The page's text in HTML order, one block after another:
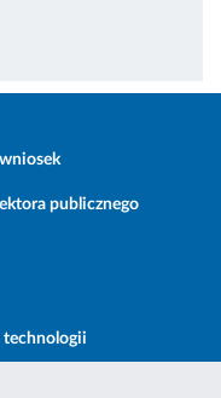
publicznego
technologii